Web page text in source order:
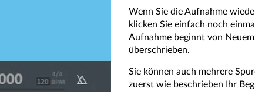
Wenn Sie die Aufnahme
klicken Sie einfach noch
Aufnahme beginnt von
überschrieben.
Sie können auch mehrere
zuerst wie beschrieben Ihr